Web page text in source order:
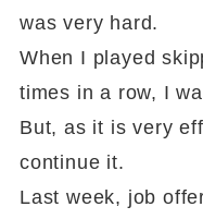
was very hard.
When I played
times in a row, I
But, as it is very
continue it.
Last week, job